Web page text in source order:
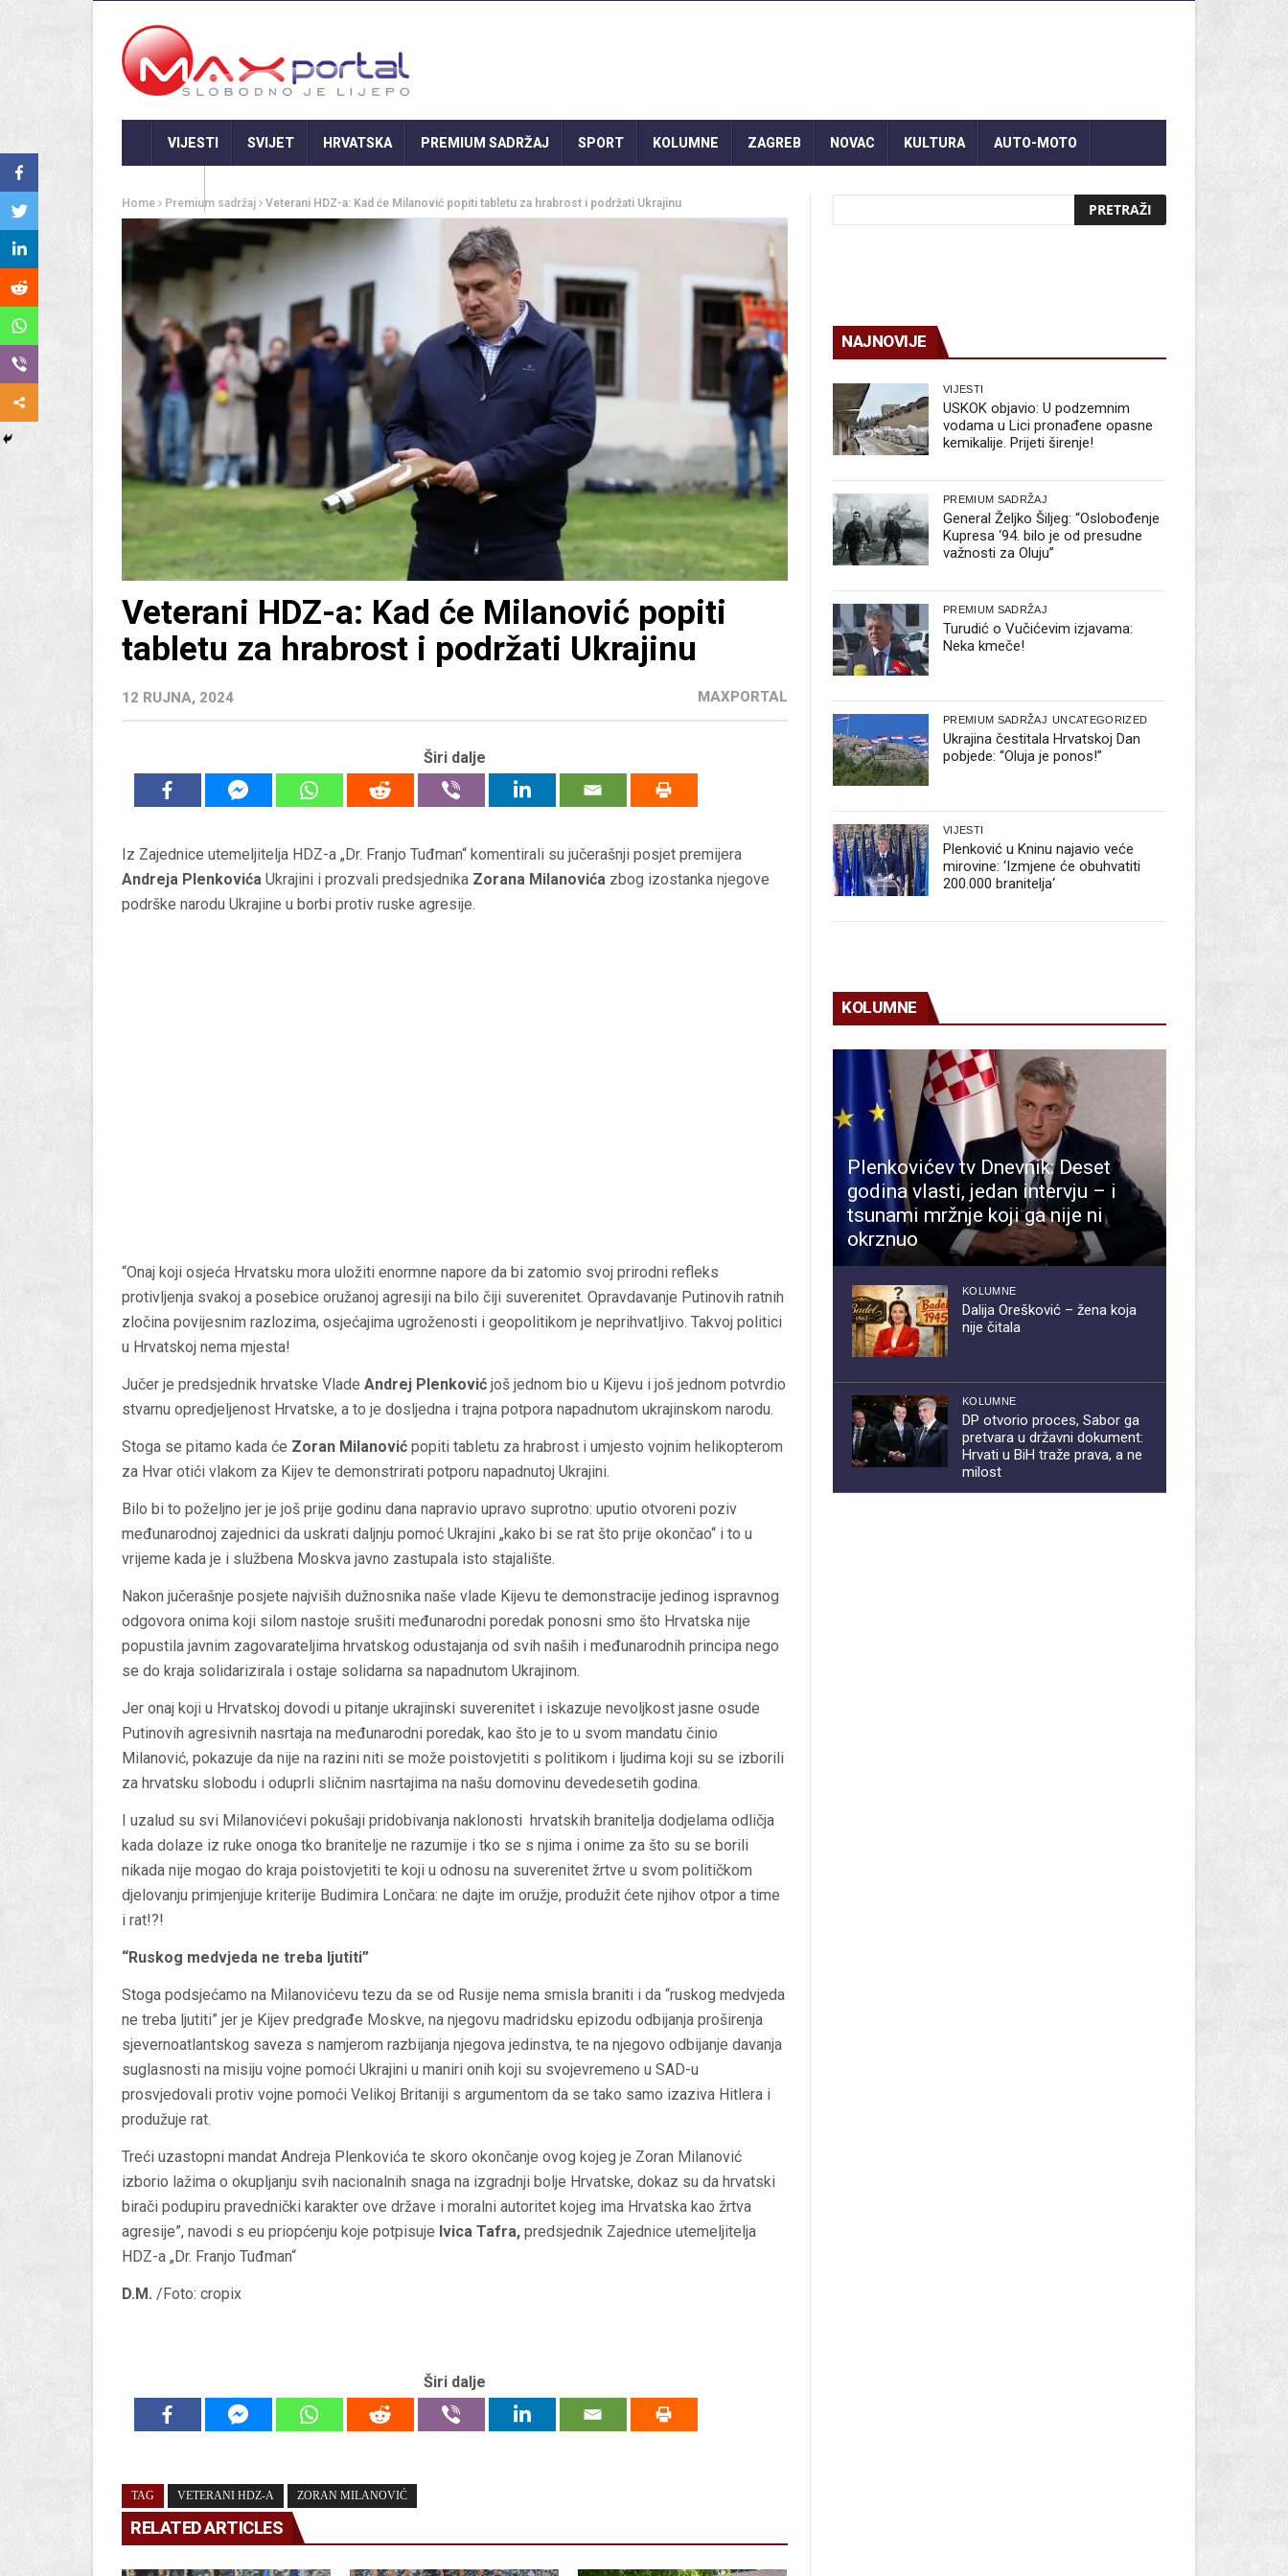
VIJESTI SVIJET HRVATSKA PREMIUM SADRŽAJ SPORT KOLUMNE ZAGREB NOVAC KULTURA AUTO-MOTO
Home Premium sadržaj Veterani HDZ-a: Kad će Milanović popiti tabletu za hrabrost i podržati Ukrajinu
Veterani HDZ-a: Kad će Milanović popiti
tabletu za hrabrost i podržati Ukrajinu
12 RUJNA, 2024 MAXPORTAL
Širi dalje
Iz Zajednice utemeljitelja HDZ-a „Dr. Franjo Tuđman“ komentirali su jučerašnji posjet premijera
Andreja Plenkovića Ukrajini i prozvali predsjednika Zorana Milanovića zbog izostanka njegove
podrške narodu Ukrajine u borbi protiv ruske agresije.
“Onaj koji osjeća Hrvatsku mora uložiti enormne napore da bi zatomio svoj prirodni refleks
protivljenja svakoj a posebice oružanoj agresiji na bilo čiji suverenitet. Opravdavanje Putinovih ratnih
zločina povijesnim razlozima, osjećajima ugroženosti i geopolitikom je neprihvatljivo. Takvoj politici
u Hrvatskoj nema mjesta!
Jučer je predsjednik hrvatske Vlade Andrej Plenković još jednom bio u Kijevu i još jednom potvrdio
stvarnu opredjeljenost Hrvatske, a to je dosljedna i trajna potpora napadnutom ukrajinskom narodu.
Stoga se pitamo kada će Zoran Milanović popiti tabletu za hrabrost i umjesto vojnim helikopterom
za Hvar otići vlakom za Kijev te demonstrirati potporu napadnutoj Ukrajini.
Bilo bi to poželjno jer je još prije godinu dana napravio upravo suprotno: uputio otvoreni poziv
međunarodnoj zajednici da uskrati daljnju pomoć Ukrajini „kako bi se rat što prije okončao“ i to u
vrijeme kada je i službena Moskva javno zastupala isto stajalište.
Nakon jučerašnje posjete najviših dužnosnika naše vlade Kijevu te demonstracije jedinog ispravnog
odgovora onima koji silom nastoje srušiti međunarodni poredak ponosni smo što Hrvatska nije
popustila javnim zagovarateljima hrvatskog odustajanja od svih naših i međunarodnih principa nego
se do kraja solidarizirala i ostaje solidarna sa napadnutom Ukrajinom.
Jer onaj koji u Hrvatskoj dovodi u pitanje ukrajinski suverenitet i iskazuje nevoljkost jasne osude
Putinovih agresivnih nasrtaja na međunarodni poredak, kao što je to u svom mandatu činio
Milanović, pokazuje da nije na razini niti se može poistovjetiti s politikom i ljudima koji su se izborili
za hrvatsku slobodu i oduprli sličnim nasrtajima na našu domovinu devedesetih godina.
I uzalud su svi Milanovićevi pokušaji pridobivanja naklonosti hrvatskih branitelja dodjelama odličja
kada dolaze iz ruke onoga tko branitelje ne razumije i tko se s njima i onime za što su se borili
nikada nije mogao do kraja poistovjetiti te koji u odnosu na suverenitet žrtve u svom političkom
djelovanju primjenjuje kriterije Budimira Lončara: ne dajte im oružje, produžit ćete njihov otpor a time
i rat!?!
“Ruskog medvjeda ne treba ljutiti”
Stoga podsjećamo na Milanovićevu tezu da se od Rusije nema smisla braniti i da “ruskog medvjeda
ne treba ljutiti” jer je Kijev predgrađe Moskve, na njegovu madridsku epizodu odbijanja proširenja
sjevernoatlantskog saveza s namjerom razbijanja njegova jedinstva, te na njegovo odbijanje davanja
suglasnosti na misiju vojne pomoći Ukrajini u maniri onih koji su svojevremeno u SAD-u
prosvjedovali protiv vojne pomoći Velikoj Britaniji s argumentom da se tako samo izaziva Hitlera i
produžuje rat.
Treći uzastopni mandat Andreja Plenkovića te skoro okončanje ovog kojeg je Zoran Milanović
izborio lažima o okupljanju svih nacionalnih snaga na izgradnji bolje Hrvatske, dokaz su da hrvatski
birači podupiru pravednički karakter ove države i moralni autoritet kojeg ima Hrvatska kao žrtva
agresije”, navodi s eu priopćenju koje potpisuje Ivica Tafra, predsjednik Zajednice utemeljitelja
HDZ-a „Dr. Franjo Tuđman“
D.M. /Foto: cropix
Širi dalje
TAG VETERANI HDZ-A ZORAN MILANOVIĆ
RELATED ARTICLES
NAJNOVIJE
VIJESTI
USKOK objavio: U podzemnim
vodama u Lici pronađene opasne
kemikalije. Prijeti širenje!
PREMIUM SADRŽAJ
General Željko Šiljeg: “Oslobođenje
Kupresa ‘94. bilo je od presudne
važnosti za Oluju”
PREMIUM SADRŽAJ
Turudić o Vučićevim izjavama:
Neka kmeče!
PREMIUM SADRŽAJ UNCATEGORIZED
Ukrajina čestitala Hrvatskoj Dan
pobjede: “Oluja je ponos!”
VIJESTI
Plenković u Kninu najavio veće
mirovine: ‘Izmjene će obuhvatiti
200.000 branitelja‘
KOLUMNE
Plenkovićev tv Dnevnik: Deset
godina vlasti, jedan intervju – i
tsunami mržnje koji ga nije ni
okrznuo
KOLUMNE
Dalija Orešković – žena koja
nije čitala
KOLUMNE
DP otvorio proces, Sabor ga
pretvara u državni dokument:
Hrvati u BiH traže prava, a ne
milost